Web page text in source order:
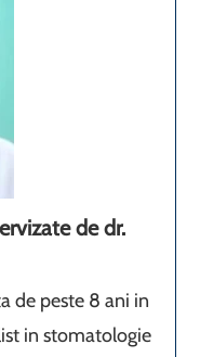
de dr.
de peste 8 ani in
in stomatologie